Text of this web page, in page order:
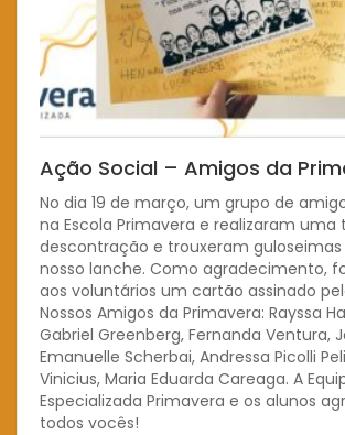
Ação Social – Amigos da
No dia 19 de março, um grupo de
na Escola Primavera e realizaram uma
descontração e trouxeram guloseimas
nosso lanche. Como agradecimento,
aos voluntários um cartão assinado
Nossos Amigos da Primavera: Rayssa
Gabriel Greenberg, Fernanda Ventura,
Emanuelle Scherbai, Andressa Picolli
Vinicius, Maria Eduarda Careaga. A
Especializada Primavera e os alunos
todos vocês!